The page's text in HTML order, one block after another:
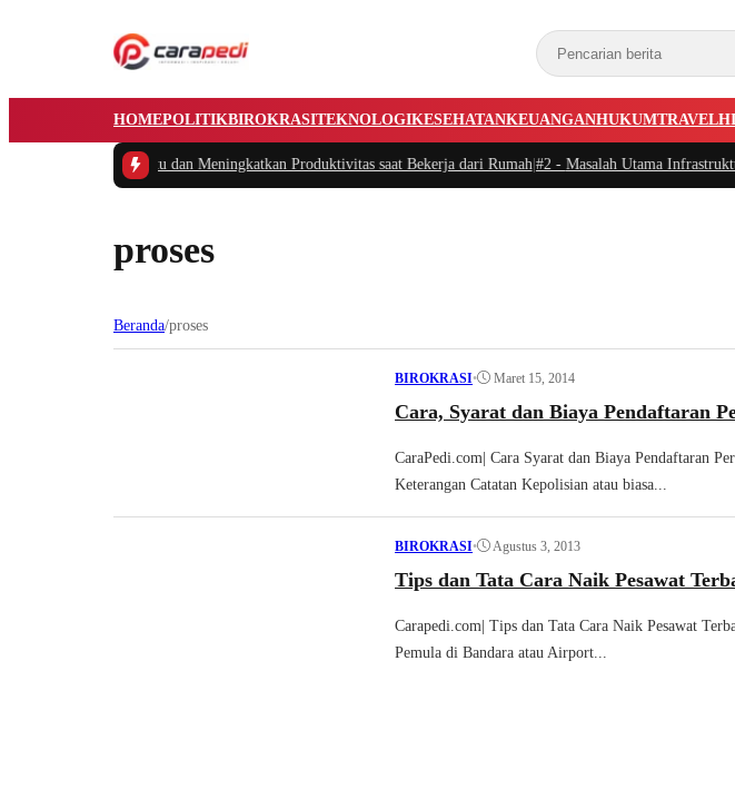
HOMEPOLITIKBIROKRASITEKNOLOGIKESEHATANKEUANGANHUKUMTRAVEL
Mengatur Waktu dan Meningkatkan Produktivitas saat Bekerja dari Rumah|#2 -Masalah Utama
proses
Beranda/proses
BIROKRASI• Maret 15, 2014
Cara, Syarat dan Biaya Pendaftaran
CaraPedi.com| Cara Syarat dan Biaya Pendaftaran
Keterangan Catatan Kepolisian atau biasa...
BIROKRASI• Agustus 3, 2013
Tips dan Tata Cara Naik Pesawat
Carapedi.com| Tips dan Tata Cara Naik Pesawat
Pemula di Bandara atau Airport...